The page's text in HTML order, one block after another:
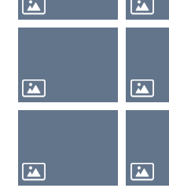
地
地
資
訊